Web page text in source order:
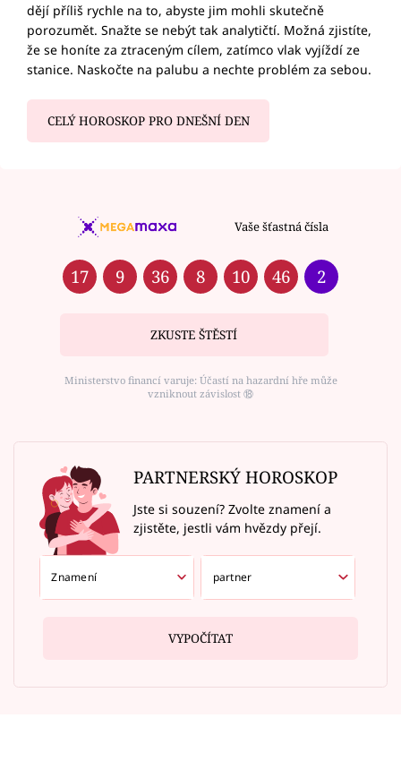
dějí příliš rychle na to, abyste jim mohli skutečně
porozumět. Snažte se nebýt tak analytičtí. Možná zjistíte,
že se honíte za ztraceným cílem, zatímco vlak vyjíždí ze
stanice. Naskočte na palubu a nechte problém za sebou.
CELÝ HOROSKOP PRO DNEŠNÍ DEN
Vaše šťastná čísla
17 9 36 8 10 46 2
ZKUSTE ŠTĚSTÍ
Ministerstvo financí varuje: Účastí na hazardní hře může
vzniknout závislost ⑱
PARTNERSKÝ HOROSKOP
Jste si souzení? Zvolte znamení a
zjistěte, jestli vám hvězdy přejí.
VYPOČÍTAT